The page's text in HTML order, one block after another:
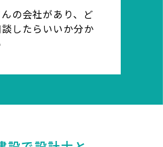
の会社があり、ど
したらいいか分か